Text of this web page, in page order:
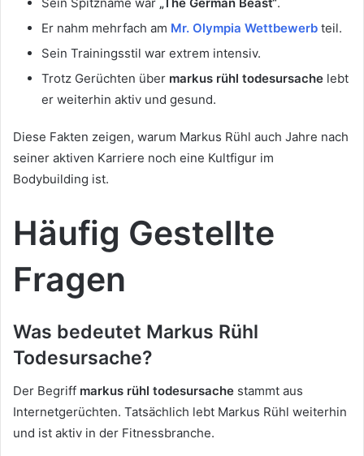
Er nahm mehrfach am Mr. Olympia Wettbewerb teil.
Sein Trainingsstil war extrem intensiv.
Trotz Gerüchten über markus rühl todesursache lebt
er weiterhin aktiv und gesund.
Diese Fakten zeigen, warum Markus Rühl auch Jahre nach
seiner aktiven Karriere noch eine Kultfigur im
Bodybuilding ist.
Häufig Gestellte
Fragen
Was bedeutet Markus Rühl
Todesursache?
Der Begriff markus rühl todesursache stammt aus
Internetgerüchten. Tatsächlich lebt Markus Rühl weiterhin
und ist aktiv in der Fitnessbranche.